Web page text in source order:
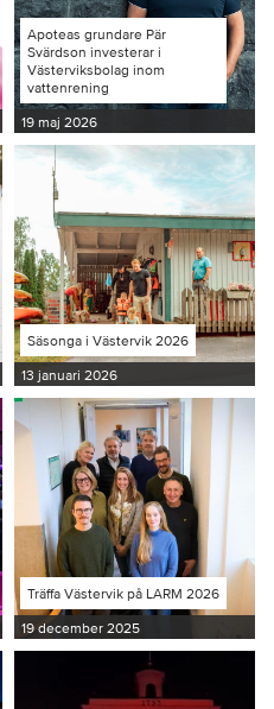
Apoteas grundare Pär
Svärdson investerar i
Västerviksbolag inom
vattenrening
19 maj 2026
Säsonga i Västervik 2026
13 januari 2026
Träffa Västervik på LARM 2026
19 december 2025